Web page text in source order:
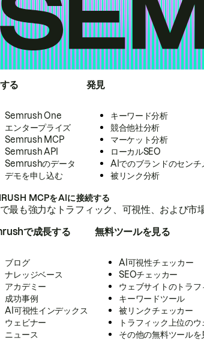
る
Semrush One
エンタープライズ
Semrush MCP
Semrush API
Semrushのデータ
デモを申し込む
発見
キーワード分析
競合他社分析
マーケット分析
ローカルSEO
AIでのブランドのセンチ
被リンク分析
MCPをAIに接続する
最も強力なトラフィック、可視性、および
で成長する
ブログ
ナレッジベース
アカデミー
成功事例
AI可視性インデックス
ウェビナー
ニュース
無料ツールを見る
AI可視性チェッカー
SEOチェッカー
ウェブサイトのトラ
キーワードツール
被リンクチェッカー
トラフィック上位の
その他の無料ツールを